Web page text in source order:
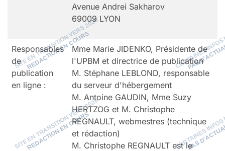
Avenue Andrei Sakharov
69009 LYON
Responsables
de
publication
en ligne :
Mme Marie JIDENKO, Présidente de
l'UPBM et directrice de publication
M. Stéphane LEBLOND, responsable
du serveur d'hébergement
M. Antoine GAUDIN, Mme Suzy
HERTZOG et M. Christophe
REGNAULT, webmestres (technique
et rédaction)
M. Christophe REGNAULT est le